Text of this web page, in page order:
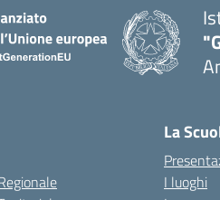
La
I luoghi